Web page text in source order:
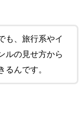
も、旅行系やイ
ルの見せ方から
るんです。